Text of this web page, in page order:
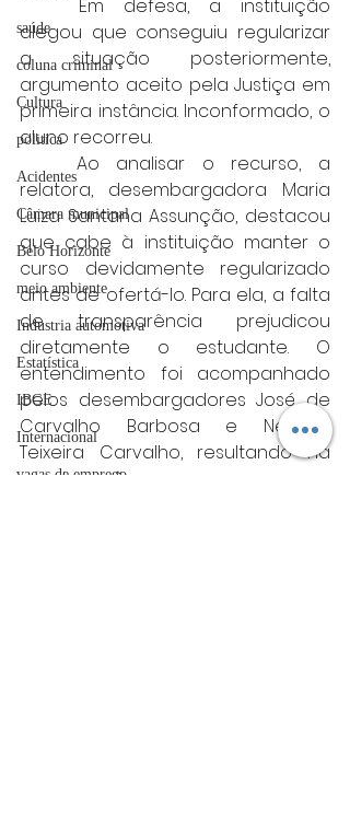
saúde
coluna criminal
Cultura
politica
Acidentes
Câmara municipal
Belo Horizonte
meio ambiente
Industria automotiva
Estatística
IBGE
Internacional
vagas de emprego
alegou que conseguiu regularizar
a situação posteriormente,
argumento aceito pela Justiça em
primeira instância. Inconformado, o
aluno recorreu.
relatora, desembargadora Maria
Luiza Santana Assunção, destacou
que cabe à instituição manter o
curso devidamente regularizado
antes de ofertá-lo. Para ela, a falta
de transparência prejudicou
diretamente o estudante. O
entendimento foi acompanhado
pelos desembargadores José de
Carvalho Barbosa e Newton
Teixeira Carvalho, resultando na
condenação.